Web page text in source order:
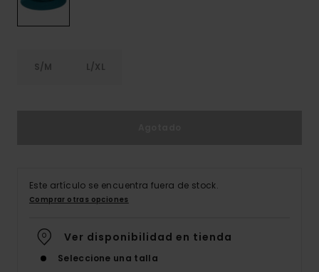
S/M L/XL
Este artículo se encuentra fuera de stock.
Comprar otras opciones
Ver disponibilidad en tienda
Seleccione una talla